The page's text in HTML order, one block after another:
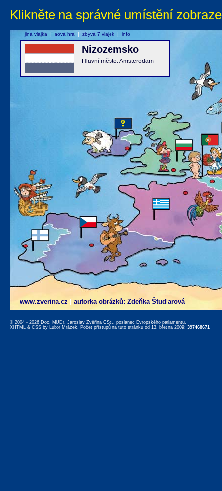
Klikněte na správné umístění
www.zverina.cz autorka obrázků: Zdeňka Študlarová
Nizozemsko
Hlavní město: Amsterodam
jiná vlajka | nová hra | zbývá 7 vlajek | info
© 2004 - 2026 Doc. MUDr. Jaroslav Zvěřina CSc., poslanec Evropského parlamentu,
XHTML & CSS by Lubor Mrázek. Počet přístupů na tuto stránku od 13. března 2009: 397468671